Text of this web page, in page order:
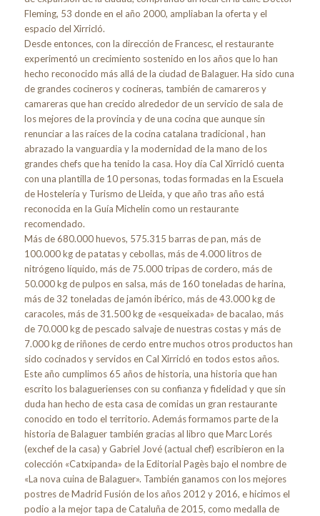
Fleming, 53 donde en el año 2000, ampliaban la oferta y el
espacio del Xirricló.
Desde entonces, con la dirección de Francesc, el restaurante
experimentó un crecimiento sostenido en los años que lo han
hecho reconocido más allá de la ciudad de Balaguer. Ha sido cuna
de grandes cocineros y cocineras, también de camareros y
camareras que han crecido alrededor de un servicio de sala de
los mejores de la provincia y de una cocina que aunque sin
renunciar a las raíces de la cocina catalana tradicional , han
abrazado la vanguardia y la modernidad de la mano de los
grandes chefs que ha tenido la casa. Hoy día Cal Xirricló cuenta
con una plantilla de 10 personas, todas formadas en la Escuela
de Hostelería y Turismo de Lleida, y que año tras año está
reconocida en la Guía Michelin como un restaurante
recomendado.
Más de 680.000 huevos, 575.315 barras de pan, más de
100.000 kg de patatas y cebollas, más de 4.000 litros de
nitrógeno líquido, más de 75.000 tripas de cordero, más de
50.000 kg de pulpos en salsa, más de 160 toneladas de harina,
más de 32 toneladas de jamón ibérico, más de 43.000 kg de
caracoles, más de 31.500 kg de «esqueixada» de bacalao, más
de 70.000 kg de pescado salvaje de nuestras costas y más de
7.000 kg de riñones de cerdo entre muchos otros productos han
sido cocinados y servidos en Cal Xirricló en todos estos años.
Este año cumplimos 65 años de historia, una historia que han
escrito los balaguerienses con su confianza y fidelidad y que sin
duda han hecho de esta casa de comidas un gran restaurante
conocido en todo el territorio. Además formamos parte de la
historia de Balaguer también gracias al libro que Marc Lorés
(exchef de la casa) y Gabriel Jové (actual chef) escribieron en la
colección «Catxipanda» de la Editorial Pagès bajo el nombre de
«La nova cuina de Balaguer». También ganamos con los mejores
postres de Madrid Fusión de los años 2012 y 2016, e hicimos el
podio a la mejor tapa de Cataluña de 2015, como medalla de